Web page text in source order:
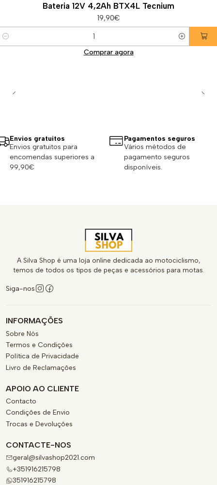
Bateria 12V 4,2Ah BTX4L Tecnium
19,90€
Comprar agora
Envios gratuitos
Envios gratuitos para
encomendas superiores a
99,90€
Pagamentos seguros
Vários métodos de
pagamento seguros
disponíveis.
A Silva Shop é uma loja online dedicada ao motociclismo,
temos de todos os tipos de peças e acessórios para motas.
Siga-nos
INFORMAÇÕES
Sobre Nós
Termos e Condições
Política de Privacidade
Livro de Reclamações
APOIO AO CLIENTE
Contacto
Condições de Envio
Trocas e Devoluções
CONTACTE-NOS
geral@silvashop2021.com
+351916215798
351916215798